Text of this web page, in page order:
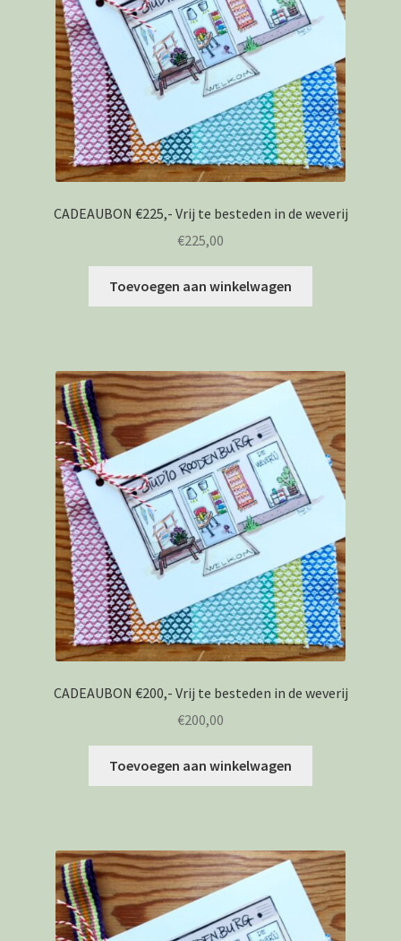
CADEAUBON €225,- Vrij te besteden in de weverij
€225,00
Toevoegen aan winkelwagen
CADEAUBON €200,- Vrij te besteden in de weverij
€200,00
Toevoegen aan winkelwagen